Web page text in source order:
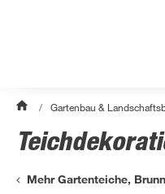
/ Gartenbau &
Mehr Gartenteiche,